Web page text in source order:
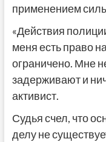
применением
«Действия
меня есть право
ограничено. Мне
задерживают и
активист.
Судья счел, что
делу не